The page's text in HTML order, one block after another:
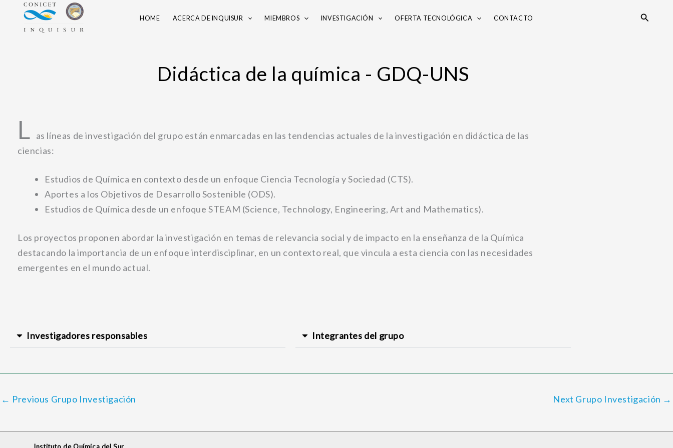
HOME ACERCA DE INQUISUR MIEMBROS INVESTIGACIÓN OFERTA TECNOLÓGICA CONTACTO Search
Didáctica de la química - GDQ-UNS
L as líneas de investigación del grupo están enmarcadas en las tendencias actuales de la investigación en didáctica de las
ciencias:
Estudios de Química en contexto desde un enfoque Ciencia Tecnología y Sociedad (CTS).
Aportes a los Objetivos de Desarrollo Sostenible (ODS).
Estudios de Química desde un enfoque STEAM (Science, Technology, Engineering, Art and Mathematics).
Los proyectos proponen abordar la investigación en temas de relevancia social y de impacto en la enseñanza de la Química
destacando la importancia de un enfoque interdisciplinar, en un contexto real, que vincula a esta ciencia con las necesidades
emergentes en el mundo actual.
Investigadores responsables Integrantes del grupo
← Previous Grupo Investigación Next Grupo Investigación →
Instituto de Química del Sur